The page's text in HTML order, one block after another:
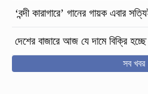
‘বন্দী কারাগারে’ গানের গায়ক এবার
দেশের বাজারে আজ যে দামে বিক্রি
সব খবর